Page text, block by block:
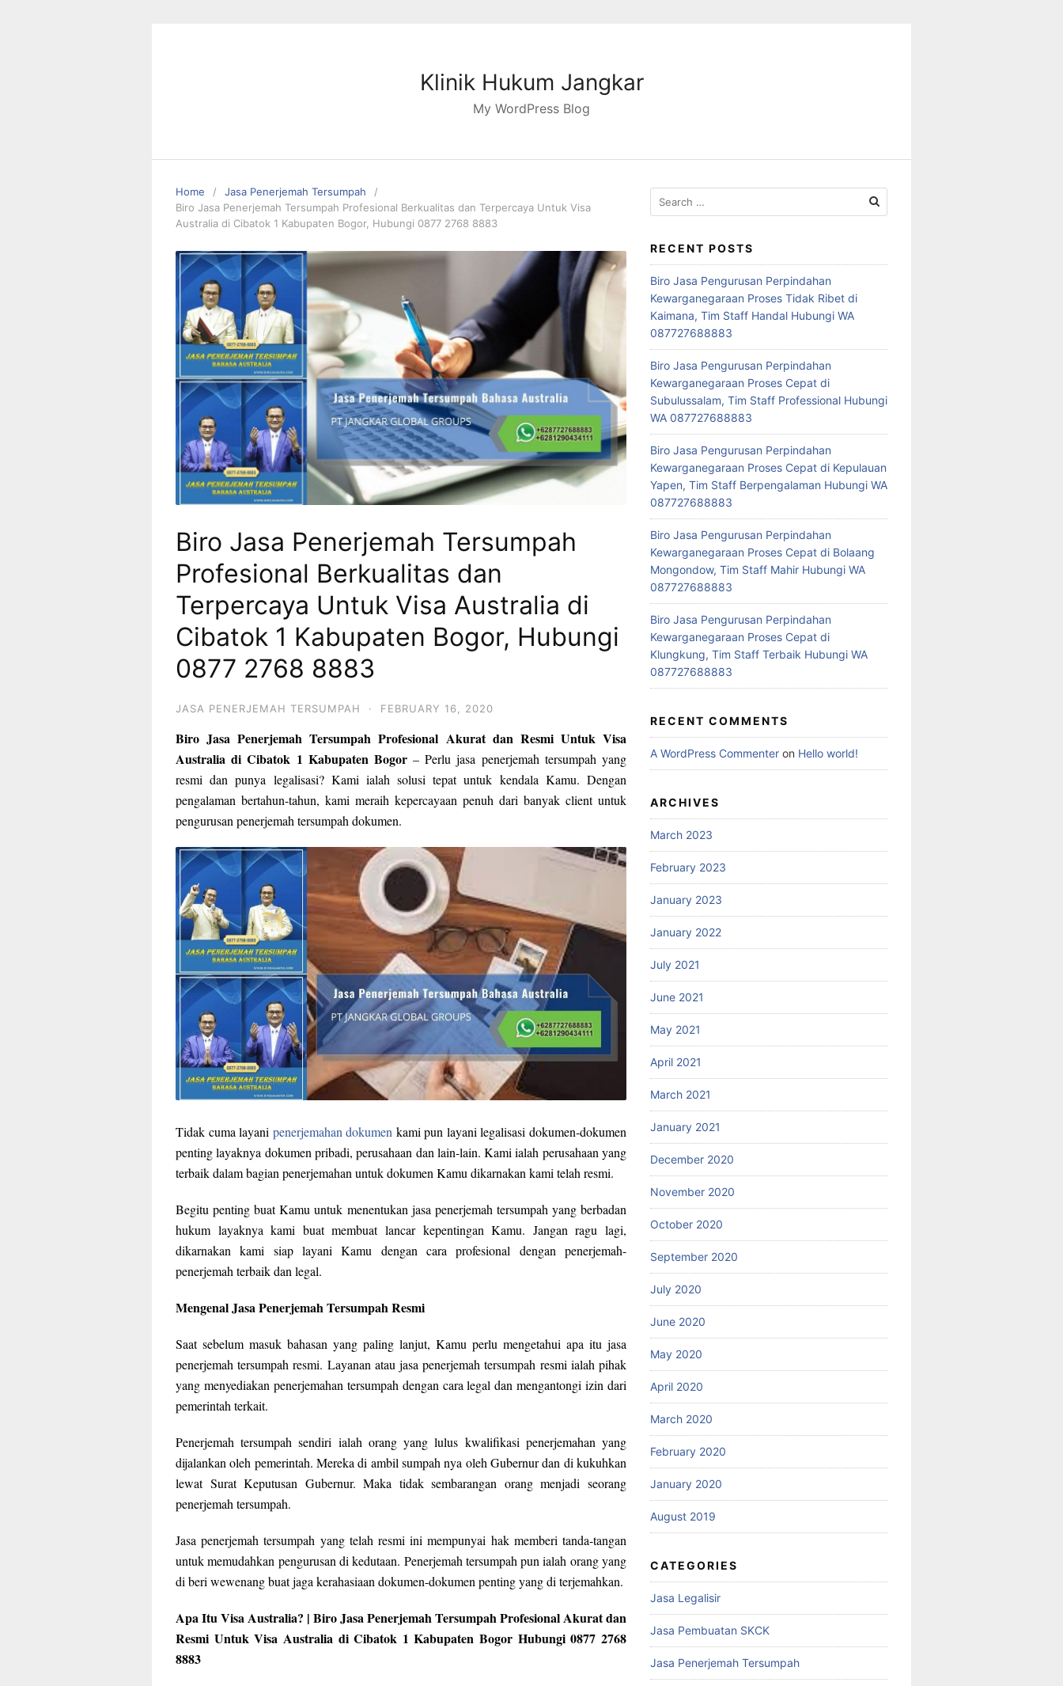
Klinik Hukum Jangkar
My WordPress Blog
Home
Jasa Penerjemah Tersumpah
Biro Jasa Penerjemah Tersumpah Profesional Berkualitas dan Terpercaya Untuk Visa
Australia di Cibatok 1 Kabupaten Bogor, Hubungi 0877 2768 8883
Biro Jasa Penerjemah Tersumpah
Profesional Berkualitas dan
Terpercaya Untuk Visa Australia di
Cibatok 1 Kabupaten Bogor, Hubungi
0877 2768 8883
JASA PENERJEMAH TERSUMPAH · FEBRUARY 16, 2020
Biro Jasa Penerjemah Tersumpah Profesional Akurat dan Resmi Untuk Visa
Australia di Cibatok 1 Kabupaten Bogor– Perlu jasa penerjemah tersumpah yang
resmi dan punya legalisasi? Kami ialah solusi tepat untuk kendala Kamu. Dengan
pengalaman bertahun-tahun, kami meraih kepercayaan penuh dari banyak client untuk
pengurusan penerjemah tersumpah dokumen.
Tidak cuma layani penerjemahan dokumen kami pun layani legalisasi dokumen-dokumen
penting layaknya dokumen pribadi, perusahaan dan lain-lain. Kami ialah perusahaan yang
terbaik dalam bagian penerjemahan untuk dokumen Kamu dikarnakan kami telah resmi.
Begitu penting buat Kamu untuk menentukan jasa penerjemah tersumpah yang berbadan
hukum layaknya kami buat membuat lancar kepentingan Kamu. Jangan ragu lagi,
dikarnakan kami siap layani Kamu dengan cara profesional dengan penerjemah-
penerjemah terbaik dan legal.
Mengenal Jasa Penerjemah Tersumpah Resmi
Saat sebelum masuk bahasan yang paling lanjut, Kamu perlu mengetahui apa itu jasa
penerjemah tersumpah resmi. Layanan atau jasa penerjemah tersumpah resmi ialah pihak
yang menyediakan penerjemahan tersumpah dengan cara legal dan mengantongi izin dari
pemerintah terkait.
Penerjemah tersumpah sendiri ialah orang yang lulus kwalifikasi penerjemahan yang
dijalankan oleh pemerintah. Mereka di ambil sumpah nya oleh Gubernur dan di kukuhkan
lewat Surat Keputusan Gubernur. Maka tidak sembarangan orang menjadi seorang
penerjemah tersumpah.
Jasa penerjemah tersumpah yang telah resmi ini mempunyai hak memberi tanda-tangan
untuk memudahkan pengurusan di kedutaan. Penerjemah tersumpah pun ialah orang yang
di beri wewenang buat jaga kerahasiaan dokumen-dokumen penting yang di terjemahkan.
Apa Itu Visa Australia? | Biro Jasa Penerjemah Tersumpah Profesional Akurat dan
Resmi Untuk Visa Australia di Cibatok 1 Kabupaten Bogor Hubungi 0877 2768
8883
Search
for:
RECENT POSTS
Biro Jasa Pengurusan Perpindahan
Kewarganegaraan Proses Tidak Ribet di
Kaimana, Tim Staff Handal Hubungi WA
087727688883
Biro Jasa Pengurusan Perpindahan
Kewarganegaraan Proses Cepat di
Subulussalam, Tim Staff Professional Hubungi
WA 087727688883
Biro Jasa Pengurusan Perpindahan
Kewarganegaraan Proses Cepat di Kepulauan
Yapen, Tim Staff Berpengalaman Hubungi WA
087727688883
Biro Jasa Pengurusan Perpindahan
Kewarganegaraan Proses Cepat di Bolaang
Mongondow, Tim Staff Mahir Hubungi WA
087727688883
Biro Jasa Pengurusan Perpindahan
Kewarganegaraan Proses Cepat di
Klungkung, Tim Staff Terbaik Hubungi WA
087727688883
RECENT COMMENTS
A WordPress Commenter on Hello world!
ARCHIVES
March 2023
February 2023
January 2023
January 2022
July 2021
June 2021
May 2021
April 2021
March 2021
January 2021
December 2020
November 2020
October 2020
September 2020
July 2020
June 2020
May 2020
April 2020
March 2020
February 2020
January 2020
August 2019
CATEGORIES
Jasa Legalisir
Jasa Pembuatan SKCK
Jasa Penerjemah Tersumpah